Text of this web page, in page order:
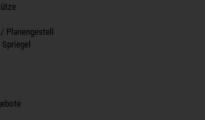
Planengestell
Spriegel